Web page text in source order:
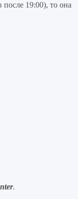
19:00), то она
.